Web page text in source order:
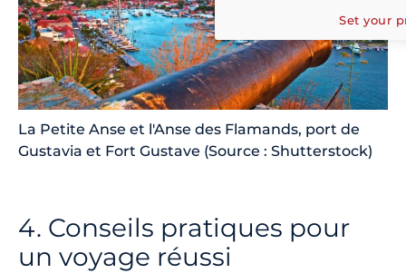
La Petite Anse et l'Anse des Flamands, port de
Gustavia et Fort Gustave (Source : Shutterstock)
4. Conseils pratiques pour
un voyage réussi
Set your